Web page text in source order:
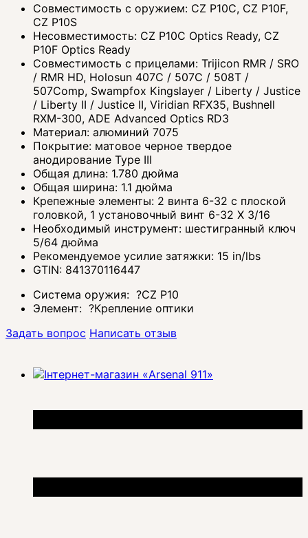
Совместимость с оружием: CZ P10C, CZ P10F,
CZ P10S
Несовместимость: CZ P10C Optics Ready, CZ
P10F Optics Ready
Совместимость с прицелами: Trijicon RMR / SRO
/ RMR HD, Holosun 407C / 507C / 508T /
507Comp, Swampfox Kingslayer / Liberty / Justice
/ Liberty II / Justice II, Viridian RFX35, Bushnell
RXM-300, ADE Advanced Optics RD3
Материал: алюминий 7075
Покрытие: матовое черное твердое
анодирование Type III
Общая длина: 1.780 дюйма
Общая ширина: 1.1 дюйма
Крепежные элементы: 2 винта 6-32 с плоской
головкой, 1 установочный винт 6-32 X 3/16
Необходимый инструмент: шестигранный ключ
5/64 дюйма
Рекомендуемое усилие затяжки: 15 in/lbs
GTIN: 841370116447
Система оружия: ?CZ P10
Элемент: ?Крепление оптики
Задать вопрос Написать отзыв